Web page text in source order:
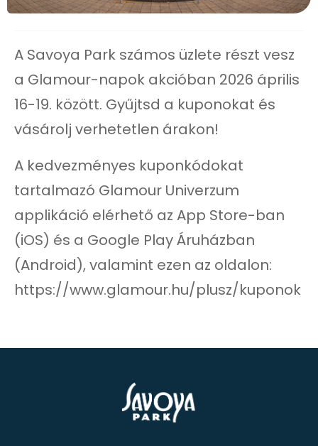
A Savoya Park számos üzlete részt vesz
a Glamour-napok akcióban 2026 április
16-19. között. Gyűjtsd a kuponokat és
vásárolj verhetetlen árakon!
A kedvezményes kuponkódokat
tartalmazó Glamour Univerzum
applikáció elérhető az App Store-ban
(iOS) és a Google Play Áruházban
(Android), valamint ezen az oldalon:
https://www.glamour.hu/plusz/kuponok